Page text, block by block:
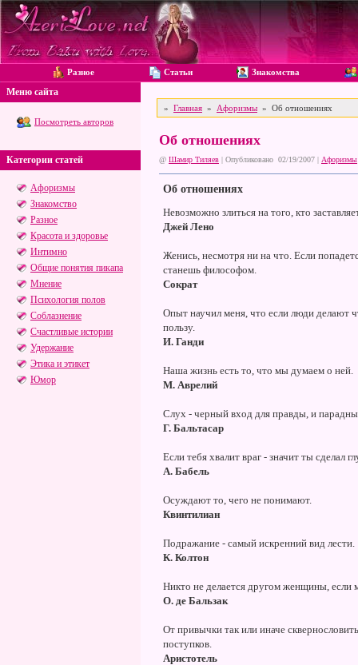
Разное Статьи Знакомства
Меню сайта
Посмотреть авторов
Категории статей
Афоризмы
Знакомство
Разное
Красота и здоровье
Интимно
Общие понятия пикапа
Мнение
Психология полов
Соблазнение
Счастливые истории
Удержание
Этика и этикет
Юмор
» Главная » Афоризмы » Об отношениях
Об отношениях
@ Шамир Тиляев | Опубликовано 02/19/2007 | Афоризмы
Об отношениях
Невозможно злиться на того, кто
Джей Лено
Женись, несмотря ни на что. Если
станешь философом.
Сократ
Опыт научил меня, что если люди делают
пользу.
И. Ганди
Наша жизнь есть то, что мы думаем о ней.
М. Аврелий
Слух - черный вход для правды, и
Г. Бальтасар
Если тебя хвалит враг - значит ты сделал
А. Бабель
Осуждают то, чего не понимают.
Квинтилиан
Подражание - самый искренний вид лести.
К. Колтон
Никто не делается другом женщины, если
О. де Бальзак
От привычки так или иначе
поступков.
Аристотель